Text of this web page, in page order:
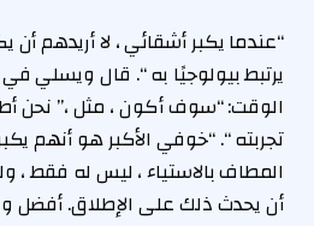
“عندما يكبر أشقائي ، لا أريدهم أن
يرتبط بيولوجيًا به “. قال ويسلي
الوقت: “سوف أكون ، مثل ،” نحن
تجربته “. “خوفي الأكبر هو أنهم
المطاف بالاستياء ، ليس له فقط ،
أن يحدث ذلك على الإطلاق. أفضل